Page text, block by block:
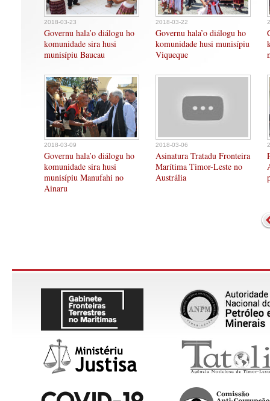
2018-03-23
Governu hala’o diálogu ho
komunidade sira husi
munisípiu Baucau
2018-03-22
Governu hala’o diálogu ho
komunidade husi munisípiu
Viqueque
2018-03-09
Governu hala’o diálogu ho
komunidade sira husi
munisípiu Manufahi no
Ainaru
2018-03-06
Asinatura Tratadu Fronteira
Marítima Timor-Leste no
Austrália